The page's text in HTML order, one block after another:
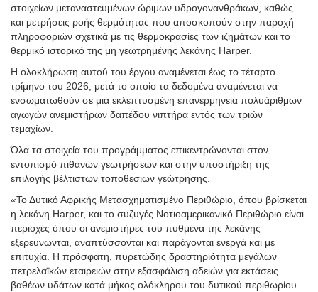
στοιχείων μεταναστευμένων ώριμων υδρογονανθράκων, καθώς
και μετρήσεις ροής θερμότητας που αποσκοπούν στην παροχή
πληροφοριών σχετικά με τις θερμοκρασίες των ιζημάτων και το
θερμικό ιστορικό της μη γεωτρημένης λεκάνης Harper.
Η ολοκλήρωση αυτού του έργου αναμένεται έως το τέταρτο
τρίμηνο του 2026, μετά το οποίο τα δεδομένα αναμένεται να
ενσωματωθούν σε μια εκλεπτυσμένη επανερμηνεία πολυάριθμων
αγωγών ανεμιστήρων δαπέδου νιπτήρα εντός των τριών
τεμαχίων.
Όλα τα στοιχεία του προγράμματος επικεντρώνονται στον
εντοπισμό πιθανών γεωτρήσεων και στην υποστήριξη της
επιλογής βέλτιστων τοποθεσιών γεώτρησης.
«Το Δυτικό Αφρικής Μετασχηματισμένο Περιθώριο, όπου βρίσκεται
η λεκάνη Harper, και το συζυγές Νοτιοαμερικανικό Περιθώριο είναι
περιοχές όπου οι ανεμιστήρες του πυθμένα της λεκάνης
εξερευνώνται, αναπτύσσονται και παράγονται ενεργά και με
επιτυχία. Η πρόσφατη, πυρετώδης δραστηριότητα μεγάλων
πετρελαϊκών εταιρειών στην εξασφάλιση αδειών για εκτάσεις
βαθέων υδάτων κατά μήκος ολόκληρου του δυτικού περιθωρίου